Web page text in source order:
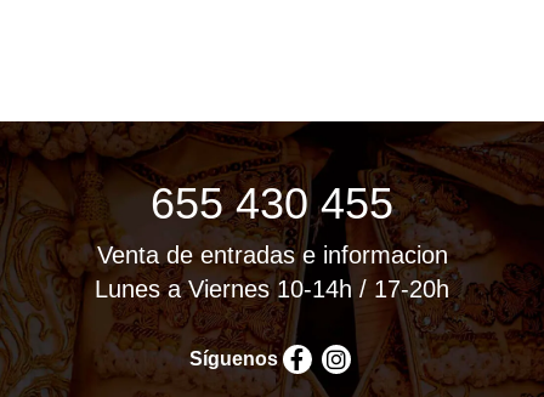
655 430 455
Venta de entradas e informacion
Lunes a Viernes 10-14h / 17-20h
Síguenos